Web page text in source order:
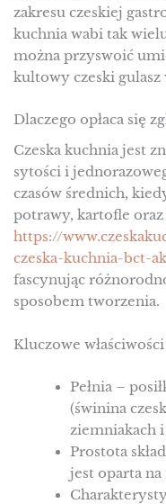
zakresu czeskiej
kuchnia wabi tak
można przyswoić
kultowy czeski gulasz
Dlaczego opłaca się
Czeska kuchnia jest
sytości i
czasów średnich,
potrawy, kartofle
https://
czeska-kuchnia-bct-
fascynując
sposobem tworzenia.
Kluczowe
Pełnia –
(świnina
ziemniakach i
Prostota
jest oparta